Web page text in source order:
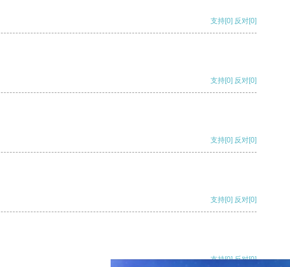
支持[0] 反对[0]
支持[0] 反对[0]
支持[0] 反对[0]
支持[0] 反对[0]
支持[0] 反对[0]